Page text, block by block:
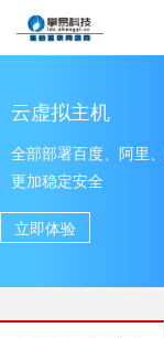
云虚拟主机
全部部署百度、阿里
更加稳定安全
立即体验